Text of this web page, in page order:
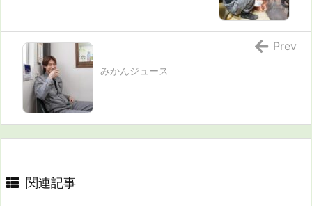
みかんジュース
Prev
関連記事